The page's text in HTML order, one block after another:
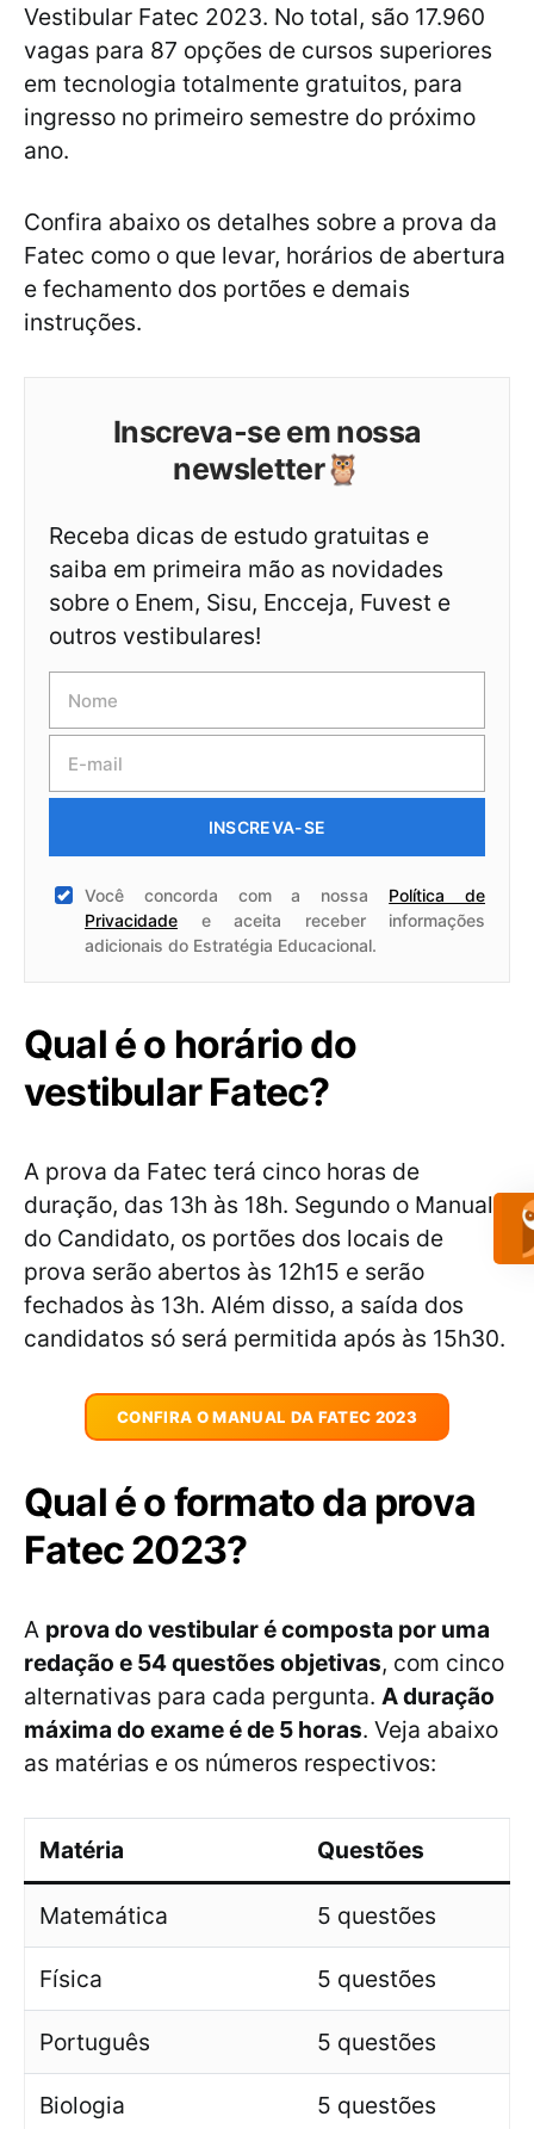
Vestibular Fatec 2023. No total, são 17.960
vagas para 87 opções de cursos superiores
em tecnologia totalmente gratuitos, para
ingresso no primeiro semestre do próximo
ano.
Confira abaixo os detalhes sobre a prova da
Fatec como o que levar, horários de abertura
e fechamento dos portões e demais
instruções.
Inscreva-se em nossa
newsletter🦉
Receba dicas de estudo gratuitas e
saiba em primeira mão as novidades
sobre o Enem, Sisu, Encceja, Fuvest e
outros vestibulares!
INSCREVA-SE
Você concorda com a nossa Política de
Privacidade e aceita receber informações
adicionais do Estratégia Educacional.
Qual é o horário do
vestibular Fatec?
A prova da Fatec terá cinco horas de
duração, das 13h às 18h. Segundo o Manual
do Candidato, os portões dos locais de
prova serão abertos às 12h15 e serão
fechados às 13h. Além disso, a saída dos
candidatos só será permitida após às 15h30.
CONFIRA O MANUAL DA FATEC 2023
Qual é o formato da prova
Fatec 2023?
A prova do vestibular é composta por uma
redação e 54 questões objetivas, com cinco
alternativas para cada pergunta. A duração
máxima do exame é de 5 horas. Veja abaixo
as matérias e os números respectivos:
Matéria Questões
Matemática 5 questões
Física 5 questões
Português 5 questões
Biologia 5 questões